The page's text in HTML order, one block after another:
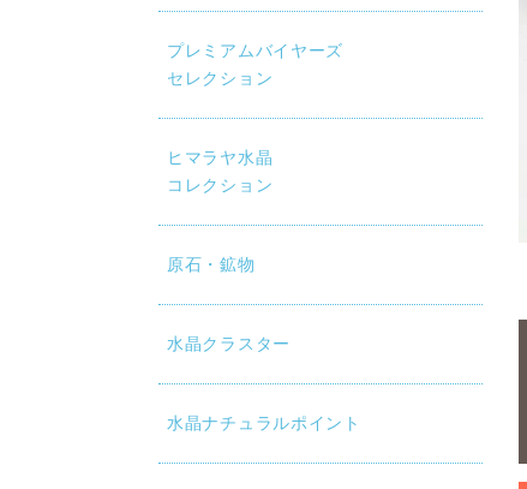
プレミアムバイヤーズ
セレクション
ヒマラヤ水晶
コレクション
原石・鉱物
水晶クラスター
水晶ナチュラルポイント